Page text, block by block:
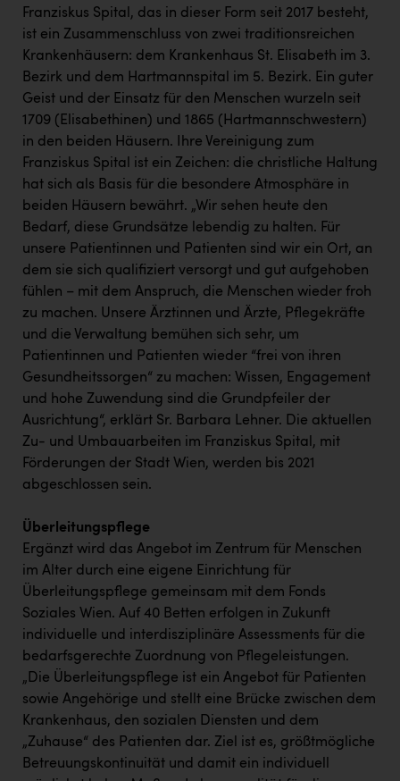
Dopgas
kunden basics
kontakt
Franziskus Spital, das in dieser Form seit 2017 besteht,
ist ein Zusammenschluss von zwei traditionsreichen
Krankenhäusern: dem Krankenhaus St. Elisabeth im 3.
Bezirk und dem Hartmannspital im 5. Bezirk. Ein guter
Geist und der Einsatz für den Menschen wurzeln seit
1709 (Elisabethinen) und 1865 (Hartmannschwestern)
in den beiden Häusern. Ihre Vereinigung zum
Franziskus Spital ist ein Zeichen: die christliche Haltung
hat sich als Basis für die besondere Atmosphäre in
beiden Häusern bewährt. „Wir sehen heute den
Bedarf, diese Grundsätze lebendig zu halten. Für
unsere Patientinnen und Patienten sind wir ein Ort, an
dem sie sich qualifiziert versorgt und gut aufgehoben
fühlen – mit dem Anspruch, die Menschen wieder froh
zu machen. Unsere Ärztinnen und Ärzte, Pflegekräfte
und die Verwaltung bemühen sich sehr, um
Patientinnen und Patienten wieder “frei von ihren
Gesundheitssorgen“ zu machen: Wissen, Engagement
und hohe Zuwendung sind die Grundpfeiler der
Ausrichtung“, erklärt Sr. Barbara Lehner. Die aktuellen
Zu- und Umbauarbeiten im Franziskus Spital, mit
Förderungen der Stadt Wien, werden bis 2021
abgeschlossen sein.
Überleitungspflege
Ergänzt wird das Angebot im Zentrum für Menschen
im Alter durch eine eigene Einrichtung für
Überleitungspflege gemeinsam mit dem Fonds
Soziales Wien. Auf 40 Betten erfolgen in Zukunft
individuelle und interdisziplinäre Assessments für die
bedarfsgerechte Zuordnung von Pflegeleistungen.
„Die Überleitungspflege ist ein Angebot für Patienten
sowie Angehörige und stellt eine Brücke zwischen dem
Krankenhaus, den sozialen Diensten und dem
„Zuhause“ des Patienten dar. Ziel ist es, größtmögliche
Betreuungskontinuität und damit ein individuell